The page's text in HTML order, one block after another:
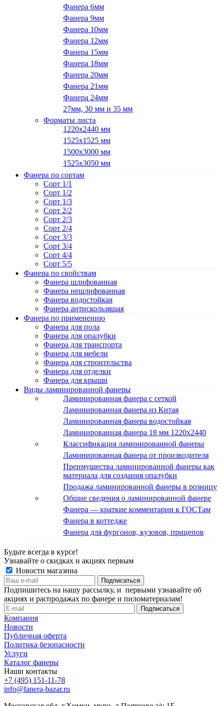
Фанера 6мм
Фанера 9мм
Фанера 10мм
Фанера 12мм
Фанера 15мм
Фанера 18мм
Фанера 20мм
Фанера 21мм
Фанера 24мм
27мм, 30 мм и 35 мм
Форматы листа
1220х2440 мм
1525х1525 мм
1500х3000 мм
1525х3050 мм
Фанера по сортам
Сорт 1/1
Сорт 1/2
Сорт 1/3
Сорт 2/2
Сорт 2/3
Сорт 2/4
Сорт 3/3
Сорт 3/4
Сорт 4/4
Сорт 5/5
Фанера по свойствам
Фанера шлифованная
Фанера нешлифованная
Фанера водостойкая
Фанера антискользящая
Фанера по применению
Фанера для пола
Фанера для опалубки
Фанера для транспорта
Фанера для мебели
Фанера для строительства
Фанера для отделки
Фанера для крыши
Виды ламинированной фанеры
Ламинированная фанера с сеткой
Ламинированная фанера из Китая
Ламинированная фанера водостойкая
Ламинированная фанера 18 мм 1220x2440
Классификация ламинированной фанеры
Ламинированная фанера от производителя
Преимущества ламинированной фанеры как
материала для создания опалубки
Продажа ламинированной фанеры в розницу
Общие сведения о ламинированной фанере
Фанера — краткие комментарии к ГОСТам
Фанера в коттедже
Фанера для фургонов, кузовов, прицепов
Будьте всегда в курсе!
Узнавайте о скидках и акциях первым
Новости магазина
Подпишитесь на нашу рассылку, и первыми узнавайте об
акциях и распродажах по фанере и пиломатериалам!
Компания
Новости
Публичная оферта
Политика безопасности
Услуги
Каталог фанеры
Наши контакты
+7 (495) 151-11-78
info@fanera-bazar.ru